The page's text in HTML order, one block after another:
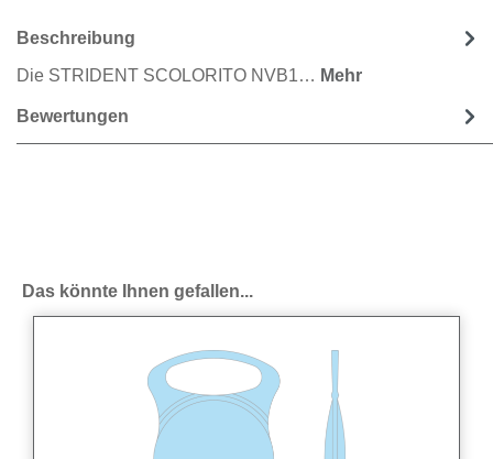
Beschreibung
Die STRIDENT SCOLORITO NVB1… Mehr
Bewertungen
Produktgalerie überspringen
Das könnte Ihnen gefallen...